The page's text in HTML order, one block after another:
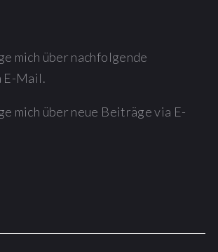
mich über nachfolgende
E-Mail.
mich über neue Beiträge via E-